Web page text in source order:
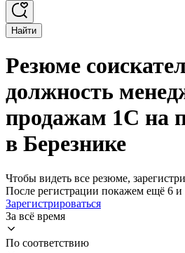
Найти
Резюме
должность
продажам 1С на
в Березнике
Чтобы видеть все резюме,
После регистрации покажем ещё 6 и
Зарегистрироваться
За всё время
По соответствию